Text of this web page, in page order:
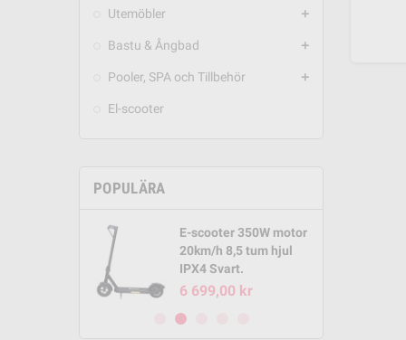
Utemöbler add
Bastu & Ångbad add
Pooler, SPA och Tillbehör add
El-scooter
POPULÄRA
E-scooter 350W motor
20km/h 8,5 tum hjul
IPX4 Svart.
6 699,00 kr